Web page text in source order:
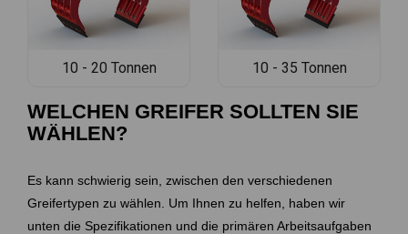
10 - 20 Tonnen 10 - 35 Tonnen
WELCHEN GREIFER SOLLTEN SIE
WÄHLEN?
Es kann schwierig sein, zwischen den verschiedenen
Greifertypen zu wählen. Um Ihnen zu helfen, haben wir
unten die Spezifikationen und die primären Arbeitsaufgaben